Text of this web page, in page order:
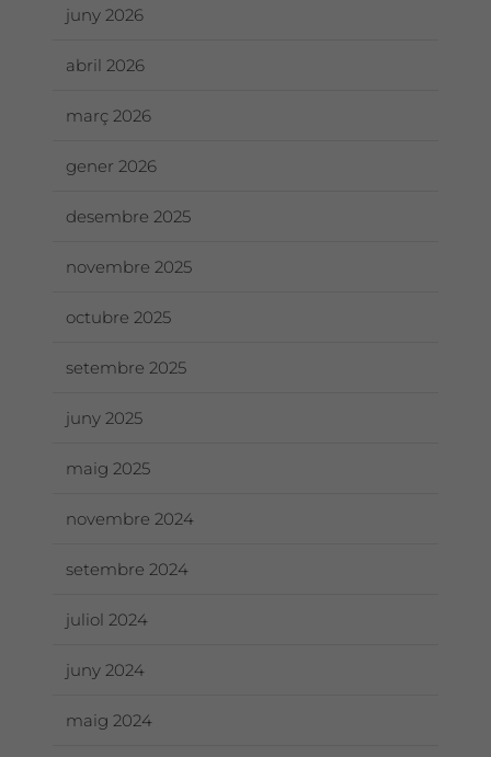
juny 2026
abril 2026
març 2026
gener 2026
desembre 2025
novembre 2025
octubre 2025
setembre 2025
juny 2025
maig 2025
novembre 2024
setembre 2024
juliol 2024
juny 2024
maig 2024